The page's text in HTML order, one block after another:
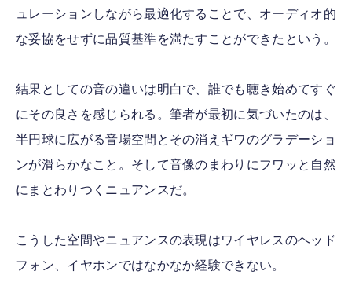
ュレーションしながら最適化することで、オーディオ的
な妥協をせずに品質基準を満たすことができたという。
結果としての音の違いは明白で、誰でも聴き始めてすぐ
にその良さを感じられる。筆者が最初に気づいたのは、
半円球に広がる音場空間とその消えギワのグラデーショ
ンが滑らかなこと。そして音像のまわりにフワッと自然
にまとわりつくニュアンスだ。
こうした空間やニュアンスの表現はワイヤレスのヘッド
フォン、イヤホンではなかなか経験できない。